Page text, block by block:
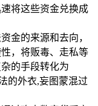
将这些资金兑换成
金的来源和去向，
，将贩毒、走私等
的手段转化为
的外衣,妄图蒙混过